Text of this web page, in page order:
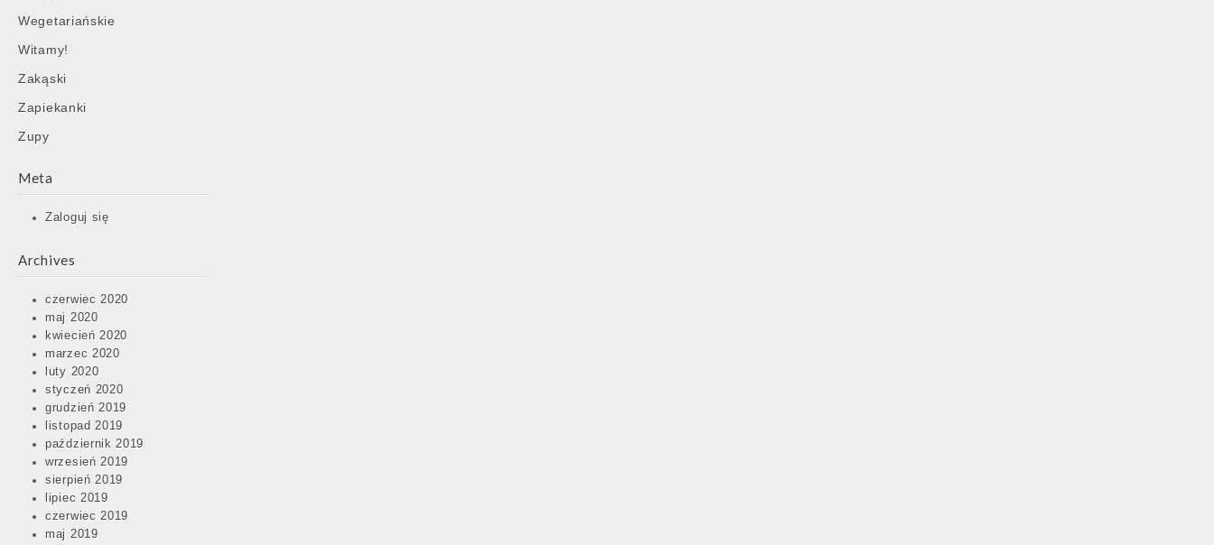
Wegetariańskie
Witamy!
Zakąski
Zapiekanki
Zupy
Meta
Zaloguj się
Archives
czerwiec 2020
maj 2020
kwiecień 2020
marzec 2020
luty 2020
styczeń 2020
grudzień 2019
listopad 2019
październik 2019
wrzesień 2019
sierpień 2019
lipiec 2019
czerwiec 2019
maj 2019